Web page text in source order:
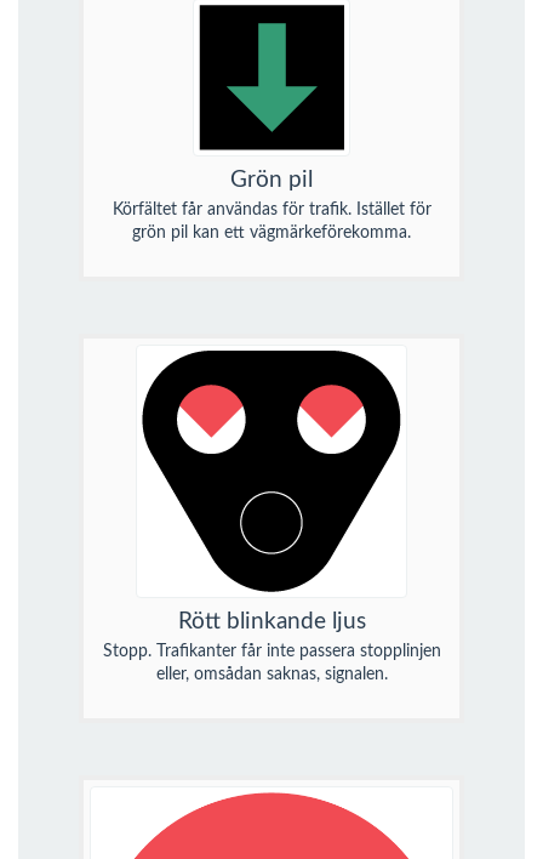
Grön pil
Körfältet får användas för trafik. Istället för
grön pil kan ett vägmärkeförekomma.
Rött blinkande ljus
Stopp. Trafikanter får inte passera stopplinjen
eller, omsådan saknas, signalen.